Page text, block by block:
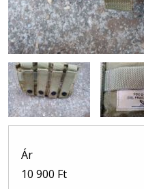
Ár
10 900 Ft